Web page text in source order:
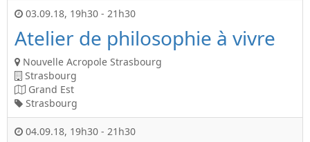
03.09.18, 19h30 - 21h30
Atelier de philosophie à vivre
Nouvelle Acropole Strasbourg
Strasbourg
Grand Est
Strasbourg
04.09.18, 19h30 - 21h30